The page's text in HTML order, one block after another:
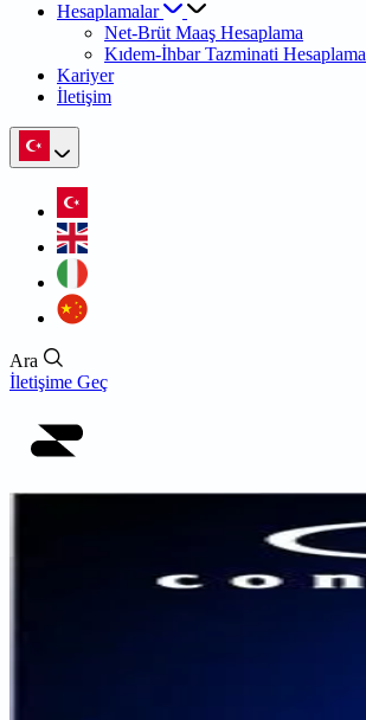
Hesaplamalar
Net-Brüt Maaş Hesaplama
Kıdem-İhbar Tazminati Hesaplama
Kariyer
İletişim
Ara
İletişime Geç